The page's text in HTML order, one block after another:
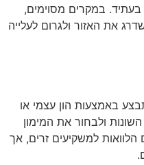
במקרים מסוימים,
את האזור ולגרום לעלייה
באמצעות הון עצמי או
ולבחור את המימון
הלוואות למשקיעים זרים, אך